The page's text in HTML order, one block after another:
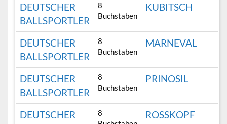
DEUTSCHER
BALLSPORTLER
8
Buchstaben
KUBITSCH
DEUTSCHER
BALLSPORTLER
8
Buchstaben
MARNEVAL
DEUTSCHER
BALLSPORTLER
8
Buchstaben
PRINOSIL
DEUTSCHER
8
ROSSKOPF